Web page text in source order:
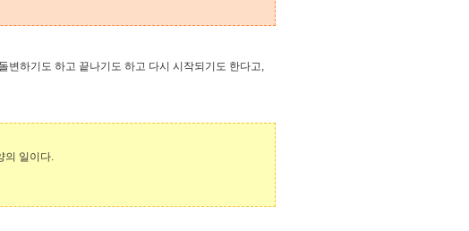
변하기도 하고 끝나기도 하고 다시 시작되기도 한다고,
의 일이다.